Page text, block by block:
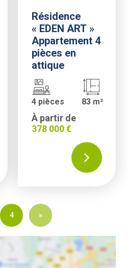
Résidence
« EDEN ART »
Appartement 4
pièces en
attique
4 pièces 83 m²
À partir de
378 000 €
4 »